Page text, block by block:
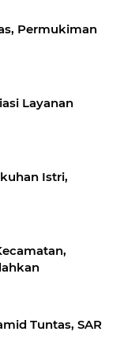
Permukiman
Layanan
Istri,
Tuntas, SAR